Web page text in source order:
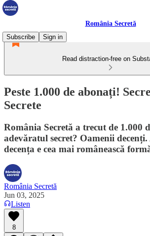
România Secretă
Subscribe
Sign in
Read distraction-free on
Peste 1.000 de abonați!
Secrete
România Secretă a trecut de 1.000
adevăratul secret? Oamenii decenți.
decența e cea mai românească
România Secretă
Jun 03, 2025
Listen
8